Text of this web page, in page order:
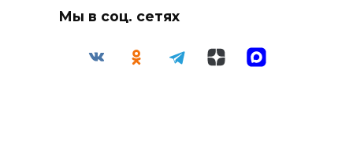
Мы в соц. сетях